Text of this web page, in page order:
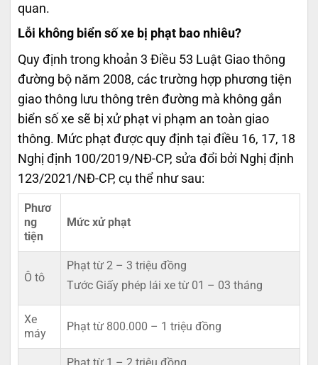
quan.
Lỗi không biển số xe bị phạt bao nhiêu?
Quy định trong khoản 3 Điều 53 Luật Giao thông
đường bộ năm 2008, các trường hợp phương tiện
giao thông lưu thông trên đường mà không gắn
biển số xe sẽ bị xử phạt vi phạm an toàn giao
thông. Mức phạt được quy định tại điều 16, 17, 18
Nghị định 100/2019/NĐ-CP, sửa đổi bởi Nghị định
123/2021/NĐ-CP, cụ thể như sau:
Phươ
ng
tiện
Mức xử phạt
Ô tô
Phạt từ 2 – 3 triệu đồng
Tước Giấy phép lái xe từ 01 – 03 tháng
Xe
máy
Phạt từ 800.000 – 1 triệu đồng